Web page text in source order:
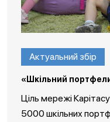
Актуальний збір
«Шкільний
Ціль мережі
5000 шкільних